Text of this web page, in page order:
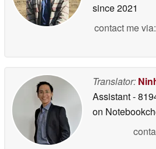
since 2021
contact me via:
Translator:
Assistant-
on